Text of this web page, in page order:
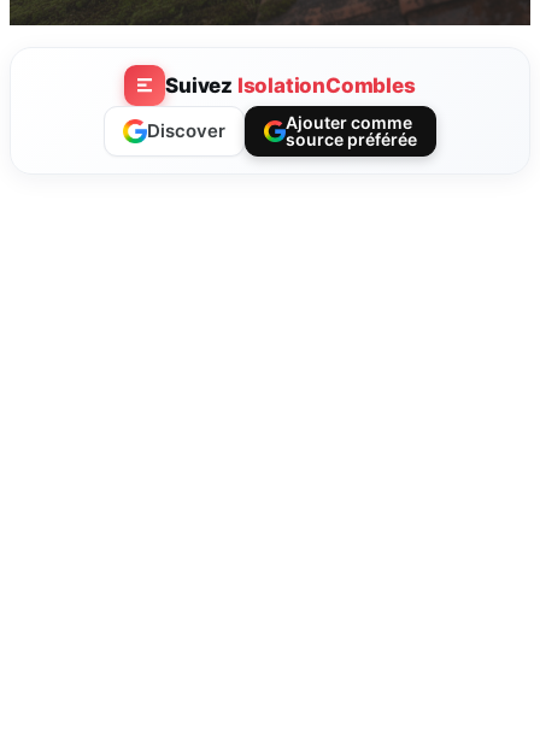
Suivez IsolationCombles
Discover
Ajouter comme
source préférée